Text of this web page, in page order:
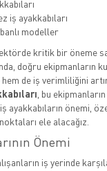
iş ayakkabıları
modeller
kritik bir öneme
doğru ekipmanların
hem de iş verimliliğini
, bu
ayakkabıların önemi,
ele alacağız.
Önemi
iş yerinde